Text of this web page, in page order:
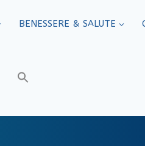
BENESSERE & SALUTE